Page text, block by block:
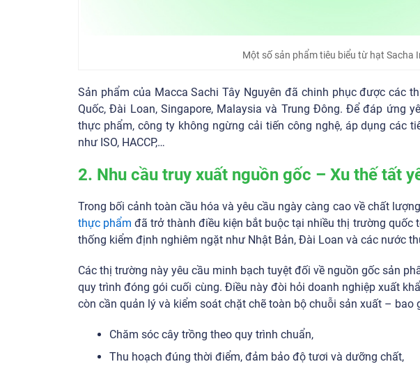
Một số sản phẩm tiêu biểu từ hạt Sacha
Sản phẩm của Macca Sachi Tây Nguyên đã chinh phục được các
Quốc, Đài Loan, Singapore, Malaysia và Trung Đông. Để đáp ứng
thực phẩm, công ty không ngừng cải tiến công nghệ, áp dụng các
như ISO, HACCP,…
2. Nhu cầu truy xuất nguồn gốc – Xu thế tất
Trong bối cảnh toàn cầu hóa và yêu cầu ngày càng cao về chất
thực phẩm đã trở thành điều kiện bắt buộc tại nhiều thị trường quốc
thống kiểm định nghiêm ngặt như Nhật Bản, Đài Loan và các nước
Các thị trường này yêu cầu minh bạch tuyệt đối về nguồn gốc sản
quy trình đóng gói cuối cùng. Điều này đòi hỏi doanh nghiệp xuất
còn cần quản lý và kiểm soát chặt chẽ toàn bộ chuỗi sản xuất – bao
Chăm sóc cây trồng theo quy trình chuẩn,
Thu hoạch đúng thời điểm, đảm bảo độ tươi và dưỡng chất,